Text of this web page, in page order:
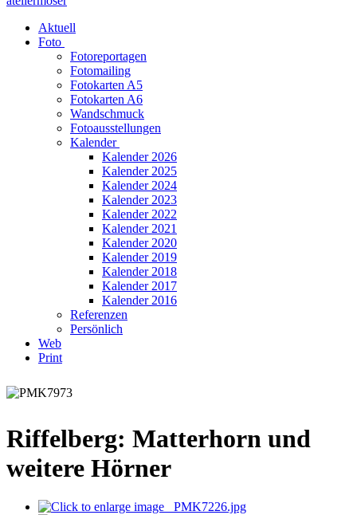
Aktuell
Foto
Fotoreportagen
Fotomailing
Fotokarten A5
Fotokarten A6
Wandschmuck
Fotoausstellungen
Kalender
Kalender 2026
Kalender 2025
Kalender 2024
Kalender 2023
Kalender 2022
Kalender 2021
Kalender 2020
Kalender 2019
Kalender 2018
Kalender 2017
Kalender 2016
Referenzen
Persönlich
Web
Print
Riffelberg: Matterhorn und
weitere Hörner